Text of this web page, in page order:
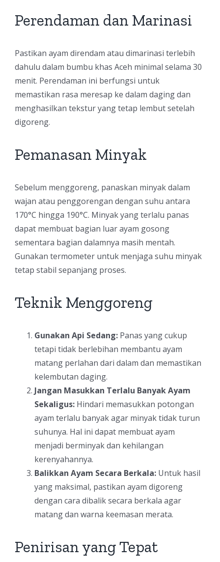
Perendaman dan Marinasi
Pastikan ayam direndam atau dimarinasi terlebih
dahulu dalam bumbu khas Aceh minimal selama 30
menit. Perendaman ini berfungsi untuk
memastikan rasa meresap ke dalam daging dan
menghasilkan tekstur yang tetap lembut setelah
digoreng.
Pemanasan Minyak
Sebelum menggoreng, panaskan minyak dalam
wajan atau penggorengan dengan suhu antara
170°C hingga 190°C. Minyak yang terlalu panas
dapat membuat bagian luar ayam gosong
sementara bagian dalamnya masih mentah.
Gunakan termometer untuk menjaga suhu minyak
tetap stabil sepanjang proses.
Teknik Menggoreng
Gunakan Api Sedang: Panas yang cukup
tetapi tidak berlebihan membantu ayam
matang perlahan dari dalam dan memastikan
kelembutan daging.
Jangan Masukkan Terlalu Banyak Ayam
Sekaligus: Hindari memasukkan potongan
ayam terlalu banyak agar minyak tidak turun
suhunya. Hal ini dapat membuat ayam
menjadi berminyak dan kehilangan
kerenyahannya.
Balikkan Ayam Secara Berkala: Untuk hasil
yang maksimal, pastikan ayam digoreng
dengan cara dibalik secara berkala agar
matang dan warna keemasan merata.
Penirisan yang Tepat